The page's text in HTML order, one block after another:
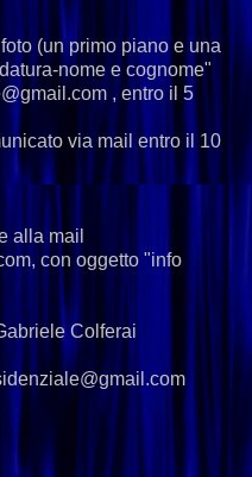
(un primo piano e una
nome e cognome"
, entro il 5
via mail entro il 10
alla mail
con oggetto "info
Colferai